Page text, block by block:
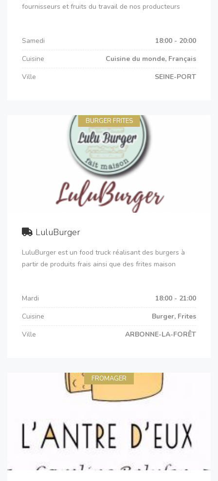
fournisseurs et fruits du travail de nos producteurs
Samedi
18:00 - 20:00
Cuisine
Cuisine du monde, Français
Ville
SEINE-PORT
BURGER FRITES
LuluBurger
LuluBurger est un food truck réalisant des burgers à
partir de produits frais ainsi que des frites maison
Mardi
18:00 - 21:00
Cuisine
Burger, Frites
Ville
ARBONNE-LA-FORÊT
FROMAGER